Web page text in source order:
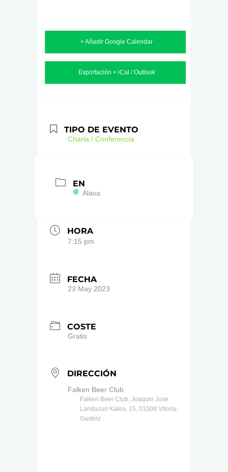
+ Añadir Google Calendar
Exportación + iCal / Outlook
TIPO DE EVENTO
Charla / Conferencia
EN
Álava
HORA
7:15 pm
FECHA
23 May 2023
COSTE
Gratis
DIRECCIÓN
Falken Beer Club
Falken Beer Club, Joaquin Jose
Landazuri Kalea, 15, 01008 Vitoria-
Gasteiz